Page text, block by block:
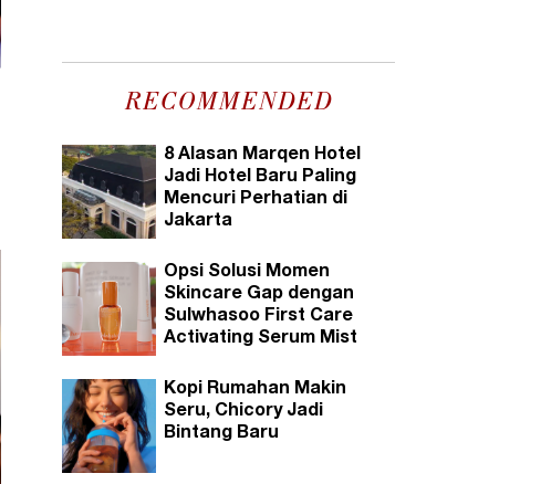
RECOMMENDED
8 Alasan Marqen Hotel
Jadi Hotel Baru Paling
Mencuri Perhatian di
Jakarta
Opsi Solusi Momen
Skincare Gap dengan
Sulwhasoo First Care
Activating Serum Mist
Kopi Rumahan Makin
Seru, Chicory Jadi
Bintang Baru